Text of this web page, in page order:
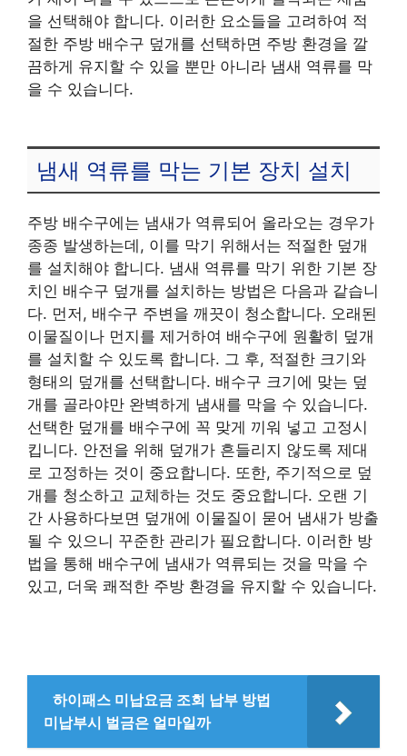
을 선택해야 합니다. 이러한 요소들을 고려하여 적
절한 주방 배수구 덮개를 선택하면 주방 환경을 깔
끔하게 유지할 수 있을 뿐만 아니라 냄새 역류를 막
을 수 있습니다.
냄새 역류를 막는 기본 장치 설치
주방 배수구에는 냄새가 역류되어 올라오는 경우가
종종 발생하는데, 이를 막기 위해서는 적절한 덮개
를 설치해야 합니다. 냄새 역류를 막기 위한 기본 장
치인 배수구 덮개를 설치하는 방법은 다음과 같습니
다. 먼저, 배수구 주변을 깨끗이 청소합니다. 오래된
이물질이나 먼지를 제거하여 배수구에 원활히 덮개
를 설치할 수 있도록 합니다. 그 후, 적절한 크기와
형태의 덮개를 선택합니다. 배수구 크기에 맞는 덮
개를 골라야만 완벽하게 냄새를 막을 수 있습니다.
선택한 덮개를 배수구에 꼭 맞게 끼워 넣고 고정시
킵니다. 안전을 위해 덮개가 흔들리지 않도록 제대
로 고정하는 것이 중요합니다. 또한, 주기적으로 덮
개를 청소하고 교체하는 것도 중요합니다. 오랜 기
간 사용하다보면 덮개에 이물질이 묻어 냄새가 방출
될 수 있으니 꾸준한 관리가 필요합니다. 이러한 방
법을 통해 배수구에 냄새가 역류되는 것을 막을 수
있고, 더욱 쾌적한 주방 환경을 유지할 수 있습니다.
하이패스 미납요금 조회 납부 방법
미납부시 벌금은 얼마일까